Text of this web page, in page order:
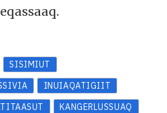
SISIMIUT
INUIAQATIGIIT
KANGERLUSSUAQ